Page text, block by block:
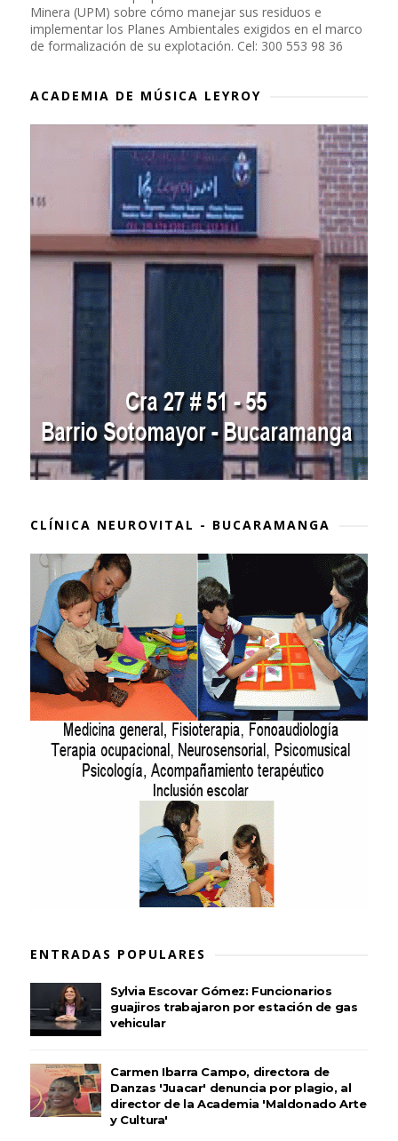
Minera (UPM) sobre cómo manejar sus residuos e
implementar los Planes Ambientales exigidos en el marco
de formalización de su explotación. Cel: 300 553 98 36
ACADEMIA DE MÚSICA LEYROY
CLÍNICA NEUROVITAL - BUCARAMANGA
ENTRADAS POPULARES
Sylvia Escovar Gómez: Funcionarios
guajiros trabajaron por estación de gas
vehicular
Carmen Ibarra Campo, directora de
Danzas 'Juacar' denuncia por plagio, al
director de la Academia 'Maldonado Arte
y Cultura'